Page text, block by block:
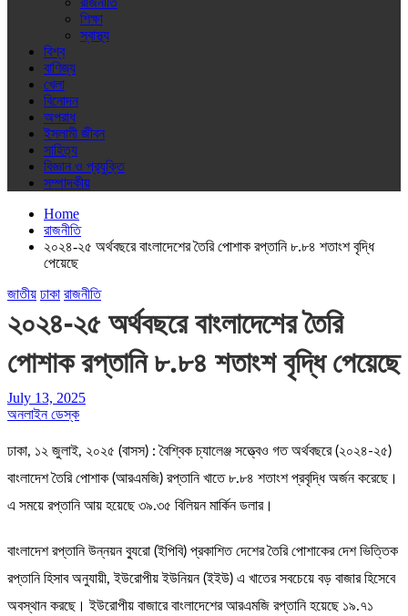
শিক্ষা
স্বাস্থ্য
বিশ্ব
বাণিজ্য
খেলা
বিনোদন
অপরাধ
ইসলামী জীবন
সাহিত্য
বিজ্ঞান ও প্রযুক্তি
সম্পাদকীয়
Home
রাজনীতি
২০২৪-২৫ অর্থবছরে বাংলাদেশের তৈরি পোশাক রপ্তানি ৮.৮৪ শতাংশ বৃদ্ধি
পেয়েছে
জাতীয় ঢাকা রাজনীতি
২০২৪-২৫ অর্থবছরে বাংলাদেশের তৈরি
পোশাক রপ্তানি ৮.৮৪ শতাংশ বৃদ্ধি পেয়েছে
July 13, 2025
অনলাইন ডেস্ক
ঢাকা, ১২ জুলাই, ২০২৫ (বাসস) : বৈশ্বিক চ্যালেঞ্জ সত্ত্বেও গত অর্থবছরে (২০২৪-২৫)
বাংলাদেশ তৈরি পোশাক (আরএমজি) রপ্তানি খাতে ৮.৮৪ শতাংশ প্রবৃদ্ধি অর্জন করেছে।
এ সময়ে রপ্তানি আয় হয়েছে ৩৯.৩৫ বিলিয়ন মার্কিন ডলার।
বাংলাদেশ রপ্তানি উন্নয়ন ব্যুরো (ইপিবি) প্রকাশিত দেশের তৈরি পোশাকের দেশ ভিত্তিক
রপ্তানি হিসাব অনুযায়ী, ইউরোপীয় ইউনিয়ন (ইইউ) এ খাতের সবচেয়ে বড় বাজার হিসেবে
অবস্থান করছে। ইউরোপীয় বাজারে বাংলাদেশের আরএমজি রপ্তানি হয়েছে ১৯.৭১